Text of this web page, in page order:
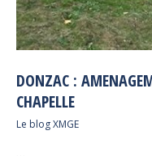
DONZAC :
CHAPELLE
Le blog XMGE